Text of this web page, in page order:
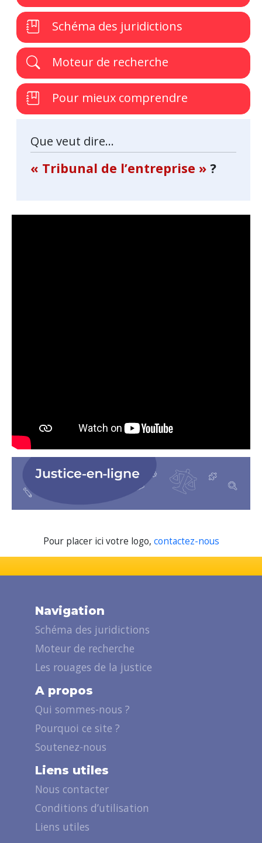
Schéma des juridictions
Moteur de recherche
Pour mieux comprendre
Que veut dire...
« Tribunal de l’entreprise » ?
Pour placer ici votre logo, contactez-nous
Navigation
Schéma des juridictions
Moteur de recherche
Les rouages de la justice
A propos
Qui sommes-nous ?
Pourquoi ce site ?
Soutenez-nous
Liens utiles
Nous contacter
Conditions d’utilisation
Liens utiles